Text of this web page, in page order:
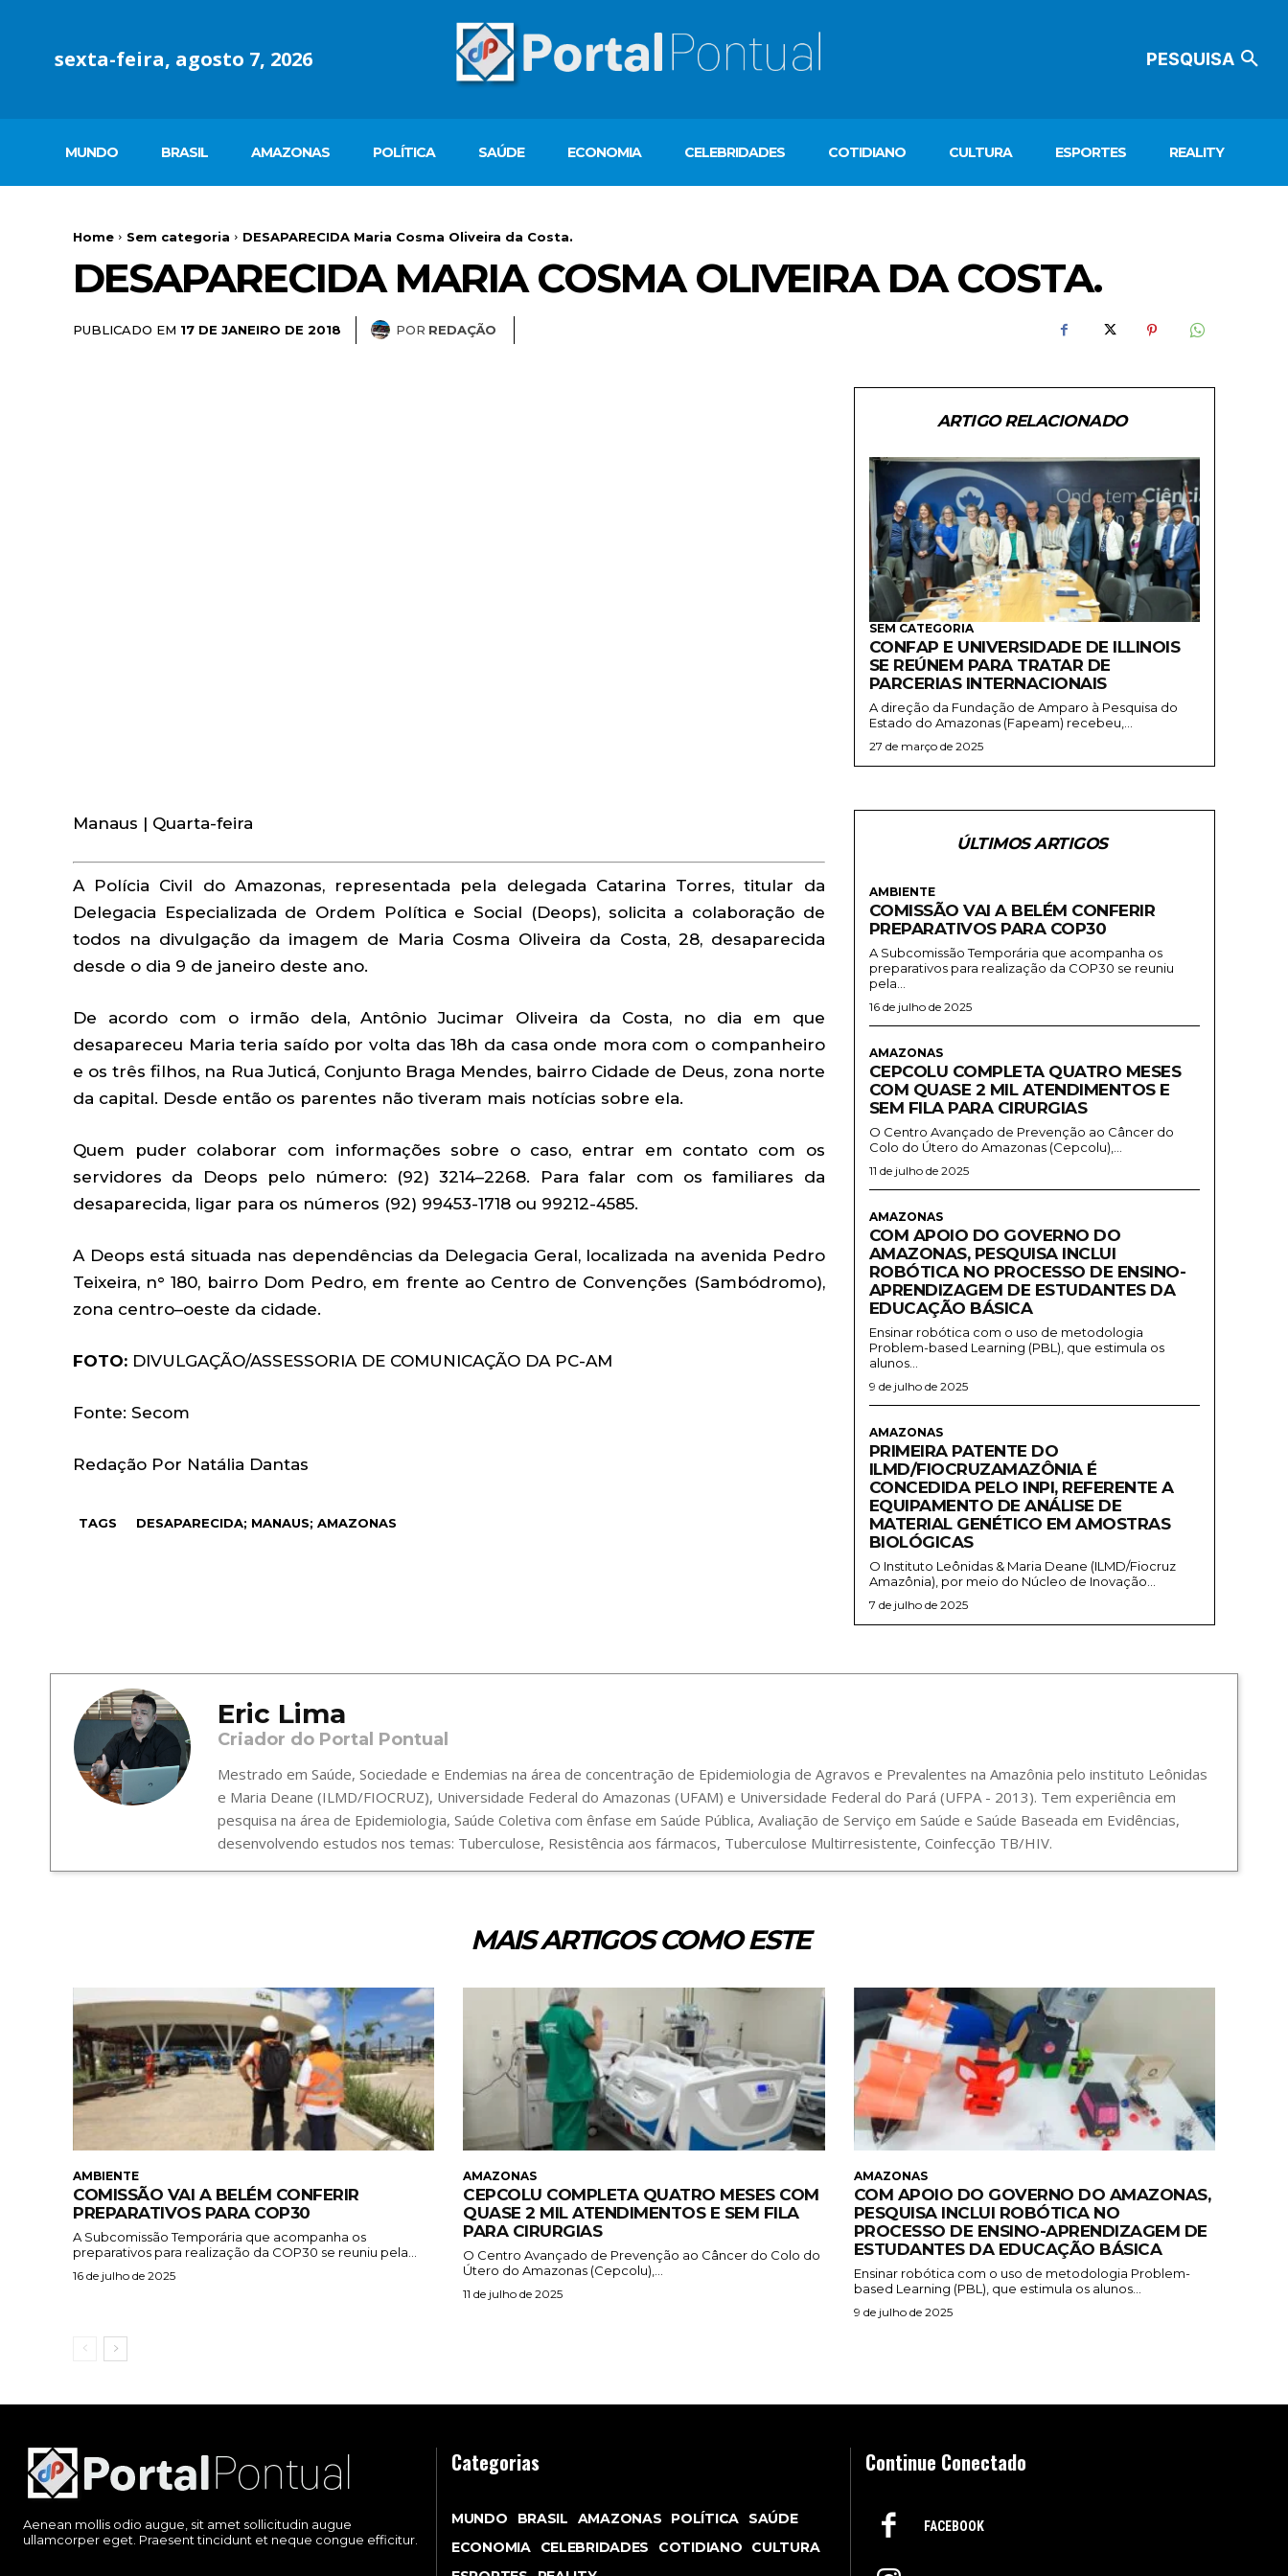
sexta-feira, agosto 7, 2026 PESQUISA
MUNDO BRASIL AMAZONAS POLÍTICA SAÚDE ECONOMIA CELEBRIDADES COTIDIANO CULTURA ESPORTES REALITY
Home Sem categoria DESAPARECIDA Maria Cosma Oliveira da Costa.
DESAPARECIDA MARIA COSMA OLIVEIRA DA COSTA.
PUBLICADO EM 17 DE JANEIRO DE 2018 POR REDAÇÃO
ARTIGO RELACIONADO
SEM CATEGORIA
CONFAP E UNIVERSIDADE DE ILLINOIS
SE REÚNEM PARA TRATAR DE
PARCERIAS INTERNACIONAIS
A direção da Fundação de Amparo à Pesquisa do
Estado do Amazonas (Fapeam) recebeu,...
27 de março de 2025
Manaus | Quarta-feira
A Polícia Civil do Amazonas, representada pela delegada Catarina Torres, titular da
Delegacia Especializada de Ordem Política e Social (Deops), solicita a colaboração de
todos na divulgação da imagem de Maria Cosma Oliveira da Costa, 28, desaparecida
desde o dia 9 de janeiro deste ano.
De acordo com o irmão dela, Antônio Jucimar Oliveira da Costa, no dia em que
desapareceu Maria teria saído por volta das 18h da casa onde mora com o companheiro
e os três filhos, na Rua Juticá, Conjunto Braga Mendes, bairro Cidade de Deus, zona norte
da capital. Desde então os parentes não tiveram mais notícias sobre ela.
Quem puder colaborar com informações sobre o caso, entrar em contato com os
servidores da Deops pelo número:
(92) 3214–2268. Para falar com os familiares da
desaparecida, ligar para os números (92) 99453-1718 ou 99212-4585.
A Deops está situada nas dependências da Delegacia Geral, localizada na avenida Pedro
Teixeira, n° 180, bairro Dom Pedro, em frente ao Centro de Convenções (Sambódromo),
zona centro–oeste da cidade.
FOTO: DIVULGAÇÃO/ASSESSORIA DE COMUNICAÇÃO DA PC-AM
Fonte: Secom
Redação Por Natália Dantas
TAGS DESAPARECIDA; MANAUS; AMAZONAS
ÚLTIMOS ARTIGOS
AMBIENTE
COMISSÃO VAI A BELÉM CONFERIR
PREPARATIVOS PARA COP30
A Subcomissão Temporária que acompanha os
preparativos para realização da COP30 se reuniu
pela...
16 de julho de 2025
AMAZONAS
CEPCOLU COMPLETA QUATRO MESES
COM QUASE 2 MIL ATENDIMENTOS E
SEM FILA PARA CIRURGIAS
O Centro Avançado de Prevenção ao Câncer do
Colo do Útero do Amazonas (Cepcolu),...
11 de julho de 2025
AMAZONAS
COM APOIO DO GOVERNO DO
AMAZONAS, PESQUISA INCLUI
ROBÓTICA NO PROCESSO DE ENSINO-
APRENDIZAGEM DE ESTUDANTES DA
EDUCAÇÃO BÁSICA
Ensinar robótica com o uso de metodologia
Problem-based Learning (PBL), que estimula os
alunos...
9 de julho de 2025
AMAZONAS
PRIMEIRA PATENTE DO
ILMD/FIOCRUZAMAZÔNIA É
CONCEDIDA PELO INPI, REFERENTE A
EQUIPAMENTO DE ANÁLISE DE
MATERIAL GENÉTICO EM AMOSTRAS
BIOLÓGICAS
O Instituto Leônidas & Maria Deane (ILMD/Fiocruz
Amazônia), por meio do Núcleo de Inovação...
7 de julho de 2025
Eric Lima
Criador do Portal Pontual
Mestrado em Saúde, Sociedade e Endemias na área de concentração de Epidemiologia de Agravos e Prevalentes na Amazônia pelo instituto Leônidas
e Maria Deane (ILMD/FIOCRUZ), Universidade Federal do Amazonas (UFAM) e Universidade Federal do Pará (UFPA - 2013). Tem experiência em
pesquisa na área de Epidemiologia, Saúde Coletiva com ênfase em Saúde Pública, Avaliação de Serviço em Saúde e Saúde Baseada em Evidências,
desenvolvendo estudos nos temas: Tuberculose, Resistência aos fármacos, Tuberculose Multirresistente, Coinfecção TB/HIV.
MAIS ARTIGOS COMO ESTE
AMBIENTE
COMISSÃO VAI A BELÉM CONFERIR
PREPARATIVOS PARA COP30
A Subcomissão Temporária que acompanha os
preparativos para realização da COP30 se reuniu pela...
16 de julho de 2025
AMAZONAS
CEPCOLU COMPLETA QUATRO MESES COM
QUASE 2 MIL ATENDIMENTOS E SEM FILA
PARA CIRURGIAS
O Centro Avançado de Prevenção ao Câncer do Colo do
Útero do Amazonas (Cepcolu),...
11 de julho de 2025
AMAZONAS
COM APOIO DO GOVERNO DO AMAZONAS,
PESQUISA INCLUI ROBÓTICA NO
PROCESSO DE ENSINO-APRENDIZAGEM DE
ESTUDANTES DA EDUCAÇÃO BÁSICA
Ensinar robótica com o uso de metodologia Problem-
based Learning (PBL), que estimula os alunos...
9 de julho de 2025
Aenean mollis odio augue, sit amet sollicitudin augue
ullamcorper eget. Praesent tincidunt et neque congue efficitur.
Categorias
MUNDO BRASIL AMAZONAS POLÍTICA
SAÚDE
ECONOMIA
CELEBRIDADES COTIDIANO
CULTURA
Continue Conectado
FACEBOOK